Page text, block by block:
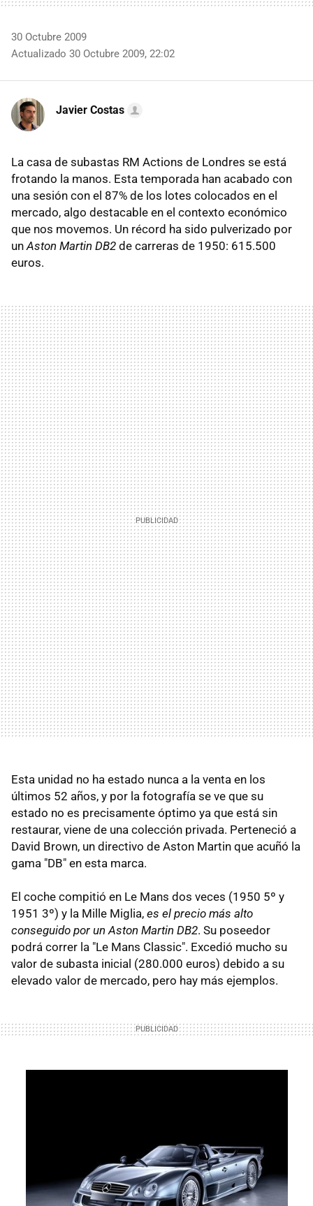
30 Octubre 2009
Actualizado 30 Octubre 2009, 22:02
Javier Costas
La casa de subastas RM Actions de Londres se está
frotando la manos. Esta temporada han acabado con
una sesión con el 87% de los lotes colocados en el
mercado, algo destacable en el contexto económico
que nos movemos. Un récord ha sido pulverizado por
un Aston Martin DB2 de carreras de 1950: 615.500
euros.
Esta unidad no ha estado nunca a la venta en los
últimos 52 años, y por la fotografía se ve que su
estado no es precisamente óptimo ya que está sin
restaurar, viene de una colección privada. Perteneció a
David Brown, un directivo de Aston Martin que acuñó la
gama "DB" en esta marca.
El coche compitió en Le Mans dos veces (1950 5º y
1951 3º) y la Mille Miglia, es el precio más alto
conseguido por un Aston Martin DB2. Su poseedor
podrá correr la "Le Mans Classic". Excedió mucho su
valor de subasta inicial (280.000 euros) debido a su
elevado valor de mercado, pero hay más ejemplos.